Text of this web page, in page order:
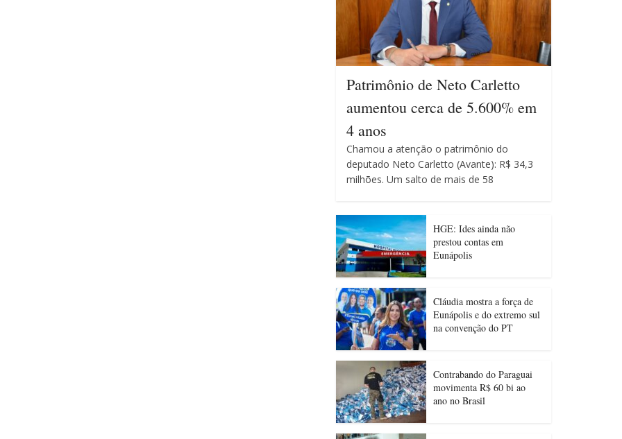
Patrimônio de Neto Carletto
aumentou cerca de 5.600% em
4 anos
Chamou a atenção o patrimônio do
deputado Neto Carletto (Avante): R$ 34,3
milhões. Um salto de mais de 58
HGE: Ides ainda não
prestou contas em
Eunápolis
Cláudia mostra a força de
Eunápolis e do extremo sul
na convenção do PT
Contrabando do Paraguai
movimenta R$ 60 bi ao
ano no Brasil